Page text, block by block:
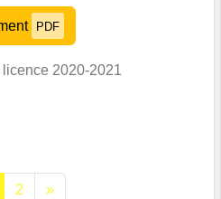
PDF
2020-2021
2 »